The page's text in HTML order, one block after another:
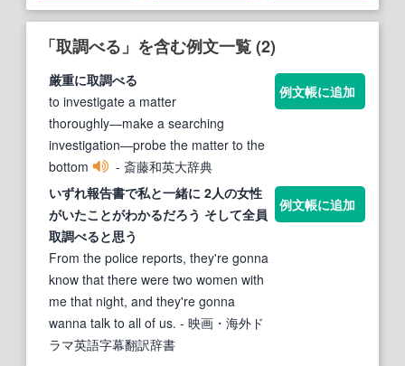
「取調べる」を含む例文一覧 (2)
厳重に取調べる
to investigate a matter
thoroughly―make a searching
investigation―probe the matter to the
bottom
- 斎藤和英大辞典
例文帳に追加
いずれ報告書で私と一緒に 2人の女性
がいたことがわかるだろう そして全員
取調べると思う
From the police reports, they're gonna
know that there were two women with
me that night, and they're gonna
wanna talk to all of us. - 映画・海外ド
ラマ英語字幕翻訳辞書
例文帳に追加